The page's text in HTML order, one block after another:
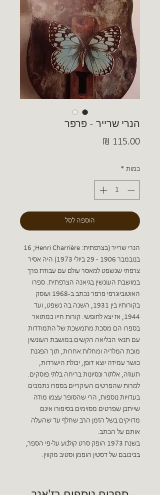
הנרי שרייר - פרפר
כמות *
הוספה לסל
הנרי שרייר (בצרפתית: Henri Charrière;‏ 16
בנובמבר 1906 - 29 ביולי 1973) היה אסיר
צרפתי שנשפט למאסר עולם עם עבודת פרך
במושבת העונשין בגיאנה הצרפתית. ספרו
האוטוביוגרפי פרפר נכתב ב-1968 ועוסק
בקורותיו בין 1931, השנה בה נשפט, ועד
1944, אז יצא לחופשי. קורות חייו כמתואר
בספרו הם מסכת מתמשכת של התמודדות
עם תנאי הכליאה הקשים במושבת העונשין
מוכת המלריה ומחלות אחרות, תוך הפגנת
כושר עמידה יוצא דופן, יכולת הישרדות,
תעוזה, אלתור ונסיונות בריחה בלתי פוסקים.
למרות שהפרטים העיקריים בספרו נתמכים
בעדויות נוספות, הרי שהסופר עצמו מודה
שייתכן שפרטים מסוימים בסיפורו אינם
מדויקים בשל הזמן הרב שחלף עד שהעלה
אותם על הכתב.
בשנת 1973 הופק סרט קולנוע על-פי הספר,
בכיכובם של דסטין הופמן וסטיב מקווין.